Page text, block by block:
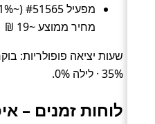
מחיר ממוצע ~19 ₪
35% · לילה 0%.
לוחות זמנים –